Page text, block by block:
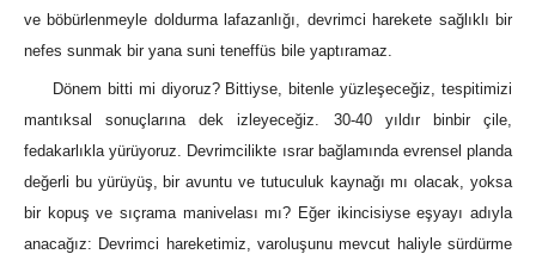
ve böbürlenmeyle doldurma lafazanlığı, devrimci harekete sağlıklı bir
nefes sunmak bir yana suni teneffüs bile yaptıramaz.
Dönem bitti mi diyoruz? Bittiyse, bitenle yüzleşeceğiz, tespitimizi
mantıksal sonuçlarına dek izleyeceğiz. 30-40 yıldır binbir çile,
fedakarlıkla yürüyoruz. Devrimcilikte ısrar bağlamında evrensel planda
değerli bu yürüyüş, bir avuntu ve tutuculuk kaynağı mı olacak, yoksa
bir kopuş ve sıçrama manivelası mı? Eğer ikincisiyse eşyayı adıyla
anacağız: Devrimci hareketimiz, varoluşunu mevcut haliyle sürdürme